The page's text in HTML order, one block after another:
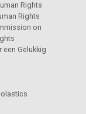
Rights
Rights
on
een Gelukkig